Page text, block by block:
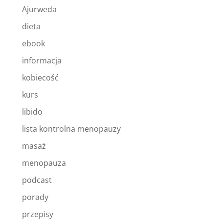
Ajurweda
dieta
ebook
informacja
kobiecość
kurs
libido
lista kontrolna menopauzy
masaż
menopauza
podcast
porady
przepisy